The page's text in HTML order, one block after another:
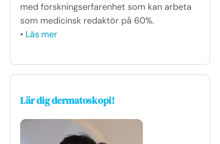
med forskningserfarenhet som kan arbeta
som medicinsk redaktör på 60%.
• Läs mer
Lär dig dermatoskopi!